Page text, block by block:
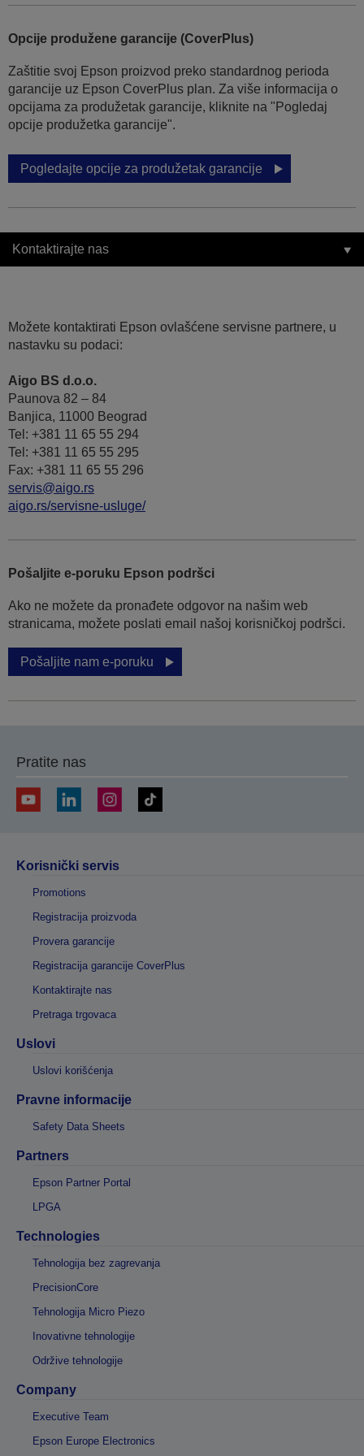
Opcije produžene garancije (CoverPlus)
Zaštitie svoj Epson proizvod preko standardnog perioda
garancije uz Epson CoverPlus plan. Za više informacija o
opcijama za produžetak garancije, kliknite na "Pogledaj
opcije produžetka garancije".
Pogledajte opcije za produžetak garancije
Kontaktirajte nas
Možete kontaktirati Epson ovlašćene servisne partnere, u
nastavku su podaci:
Aigo BS d.o.o.
Paunova 82 – 84
Banjica, 11000 Beograd
Tel: +381 11 65 55 294
Tel: +381 11 65 55 295
Fax: +381 11 65 55 296
servis@aigo.rs
aigo.rs/servisne-usluge/
Pošaljite e-poruku Epson podršci
Ako ne možete da pronađete odgovor na našim web
stranicama, možete poslati email našoj korisničkoj podršci.
Pošaljite nam e-poruku
Pratite nas
Korisnički servis
Promotions
Registracija proizvoda
Provera garancije
Registracija garancije CoverPlus
Kontaktirajte nas
Pretraga trgovaca
Uslovi
Uslovi korišćenja
Pravne informacije
Safety Data Sheets
Partners
Epson Partner Portal
LPGA
Technologies
Tehnologija bez zagrevanja
PrecisionCore
Tehnologija Micro Piezo
Inovativne tehnologije
Održive tehnologije
Company
Executive Team
Epson Europe Electronics